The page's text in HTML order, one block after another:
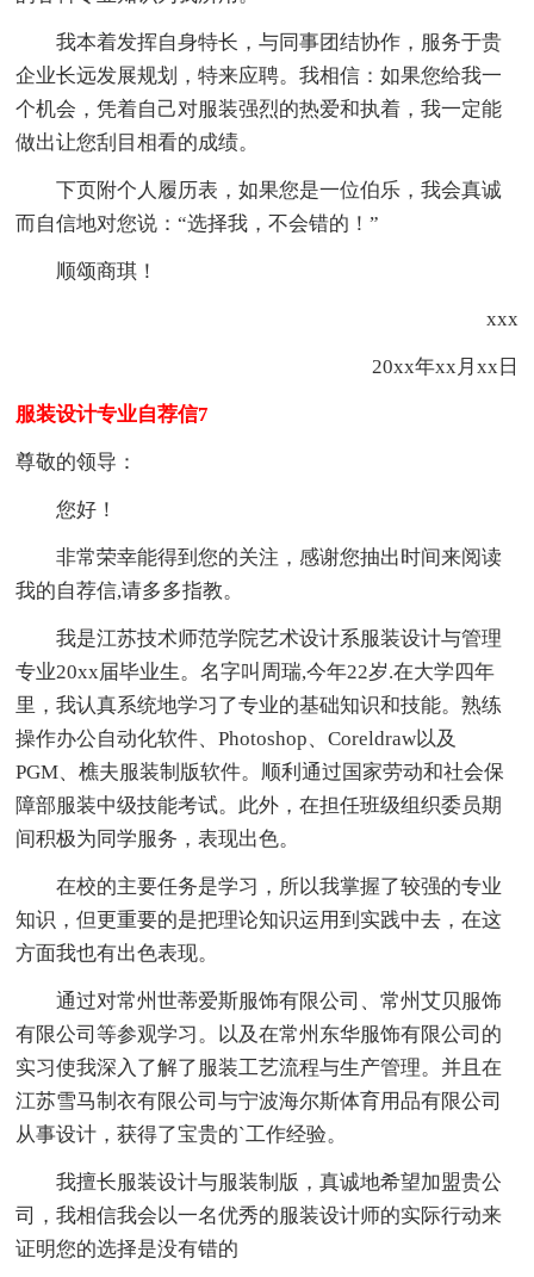
我本着发挥自身特长，与同事团结协作，服务于贵
企业长远发展规划，特来应聘。我相信：如果您给我一
个机会，凭着自己对服装强烈的热爱和执着，我一定能
做出让您刮目相看的成绩。
下页附个人履历表，如果您是一位伯乐，我会真诚
而自信地对您说：“选择我，不会错的！”
顺颂商琪！
xxx
20xx年xx月xx日
服装设计专业自荐信7
尊敬的领导：
您好！
非常荣幸能得到您的关注，感谢您抽出时间来阅读
我的自荐信,请多多指教。
我是江苏技术师范学院艺术设计系服装设计与管理
专业20xx届毕业生。名字叫周瑞,今年22岁.在大学四年
里，我认真系统地学习了专业的基础知识和技能。熟练
操作办公自动化软件、Photoshop、Coreldraw以及
PGM、樵夫服装制版软件。顺利通过国家劳动和社会保
障部服装中级技能考试。此外，在担任班级组织委员期
间积极为同学服务，表现出色。
在校的主要任务是学习，所以我掌握了较强的专业
知识，但更重要的是把理论知识运用到实践中去，在这
方面我也有出色表现。
通过对常州世蒂爱斯服饰有限公司、常州艾贝服饰
有限公司等参观学习。以及在常州东华服饰有限公司的
实习使我深入了解了服装工艺流程与生产管理。并且在
江苏雪马制衣有限公司与宁波海尔斯体育用品有限公司
从事设计，获得了宝贵的`工作经验。
我擅长服装设计与服装制版，真诚地希望加盟贵公
司，我相信我会以一名优秀的服装设计师的实际行动来
证明您的选择是没有错的